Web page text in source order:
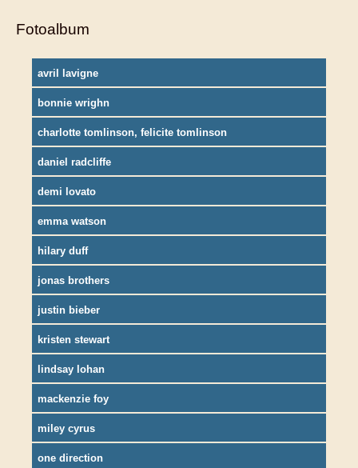
Fotoalbum
avril lavigne
bonnie wrighn
charlotte tomlinson, felicite tomlinson
daniel radcliffe
demi lovato
emma watson
hilary duff
jonas brothers
justin bieber
kristen stewart
lindsay lohan
mackenzie foy
miley cyrus
one direction